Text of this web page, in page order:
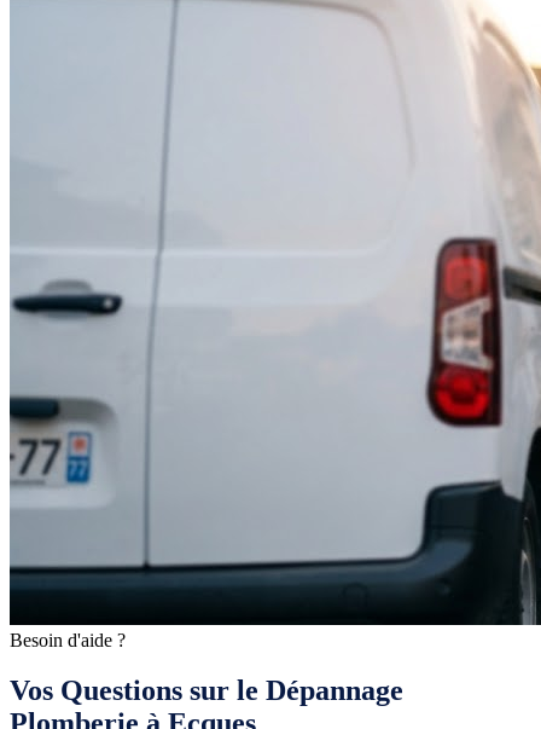
Besoin d'aide ?
Vos Questions sur le Dépannage